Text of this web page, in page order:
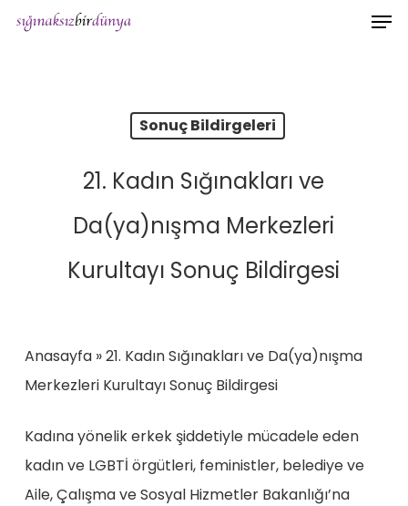
Skip
Sonuç Bildirgeleri
21. Kadın Sığınakları ve
Da(ya)nışma Merkezleri
Kurultayı Sonuç Bildirgesi
Anasayfa»21. Kadın Sığınakları ve Da(ya)nışma
Merkezleri Kurultayı Sonuç Bildirgesi
Kadına yönelik erkek şiddetiyle mücadele eden
kadın ve LGBTİ örgütleri, feministler, belediye ve
Aile, Çalışma ve Sosyal Hizmetler Bakanlığı’na